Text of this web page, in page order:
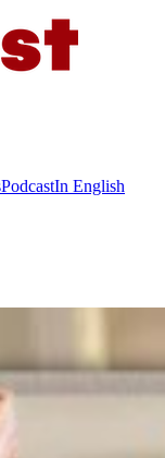
PodcastIn English